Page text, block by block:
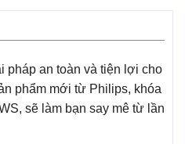
pháp an toàn và tiện lợi cho
phẩm mới từ Philips, khóa
sẽ làm bạn say mê từ lần